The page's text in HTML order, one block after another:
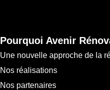
Pourquoi Avenir
Une nouvelle approche de la
Nos réalisations
Nos partenaires